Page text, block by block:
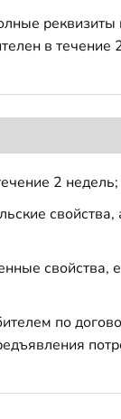
в течение
2 недель;
свойства,
свойства,
по